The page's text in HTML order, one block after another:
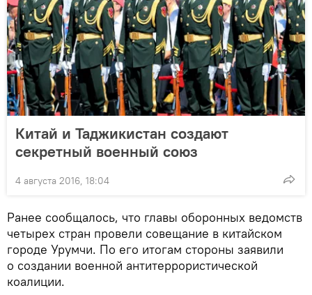
Китай и Таджикистан создают
секретный военный союз
4 августа 2016, 18:04
Ранее сообщалось, что главы оборонных ведомств
четырех стран провели совещание в китайском
городе Урумчи. По его итогам стороны заявили
о создании военной антитеррористической
коалиции.